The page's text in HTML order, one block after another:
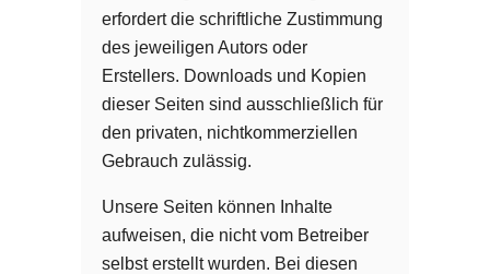
erfordert die schriftliche Zustimmung
des jeweiligen Autors oder
Erstellers. Downloads und Kopien
dieser Seiten sind ausschließlich für
den privaten, nichtkommerziellen
Gebrauch zulässig.
Unsere Seiten können Inhalte
aufweisen, die nicht vom Betreiber
selbst erstellt wurden. Bei diesen